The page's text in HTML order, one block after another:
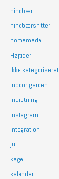
hindbær
hindbærsnitter
homemade
Højtider
Ikke kategoriseret
Indoor garden
indretning
instagram
integration
jul
kage
kalender